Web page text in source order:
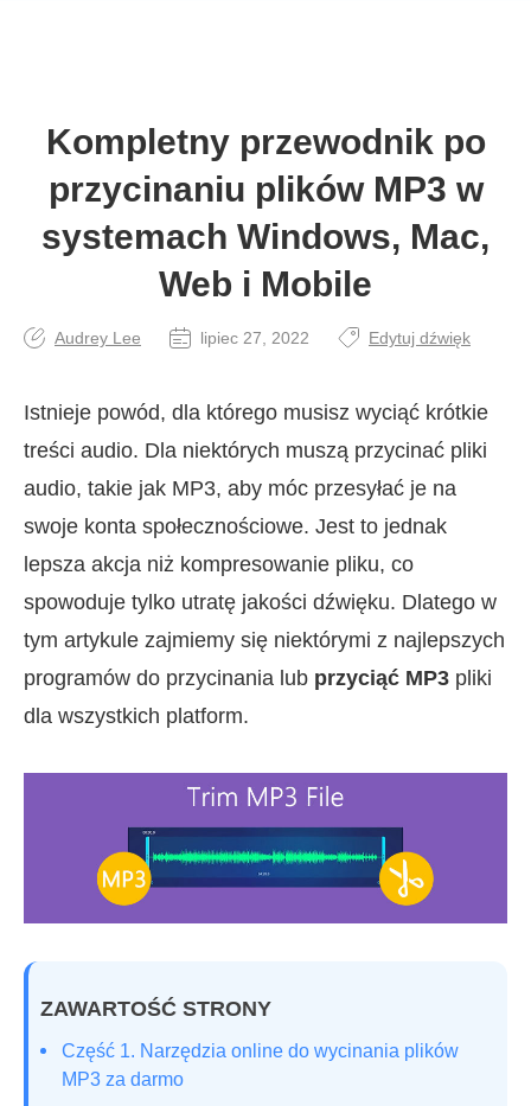
Kompletny przewodnik po
przycinaniu plików MP3 w
systemach Windows, Mac,
Web i Mobile
Audrey Lee lipiec 27, 2022 Edytuj dźwięk
Istnieje powód, dla którego musisz wyciąć krótkie
treści audio. Dla niektórych muszą przycinać pliki
audio, takie jak MP3, aby móc przesyłać je na
swoje konta społecznościowe. Jest to jednak
lepsza akcja niż kompresowanie pliku, co
spowoduje tylko utratę jakości dźwięku. Dlatego w
tym artykule zajmiemy się niektórymi z najlepszych
programów do przycinania lub przyciąć MP3 pliki
dla wszystkich platform.
ZAWARTOŚĆ STRONY
Część 1. Narzędzia online do wycinania plików
MP3 za darmo